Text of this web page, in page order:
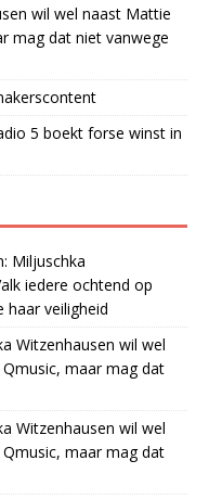
wil wel naast Mattie
mag dat niet vanwege
5 boekt forse winst in
Miljuschka
iedere ochtend op
haar veiligheid
Witzenhausen wil wel
maar mag dat
Witzenhausen wil wel
maar mag dat